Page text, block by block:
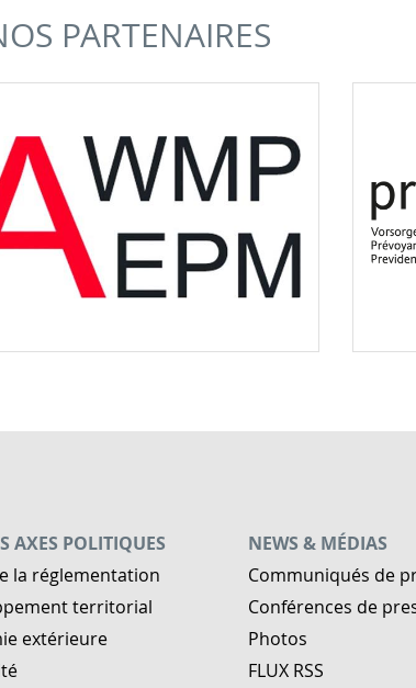
PARTENAIRES
AXES POLITIQUES
la réglementation
territorial
extérieure
NEWS & MÉDIAS
Communiqués de
Conférences de
Photos
FLUX RSS